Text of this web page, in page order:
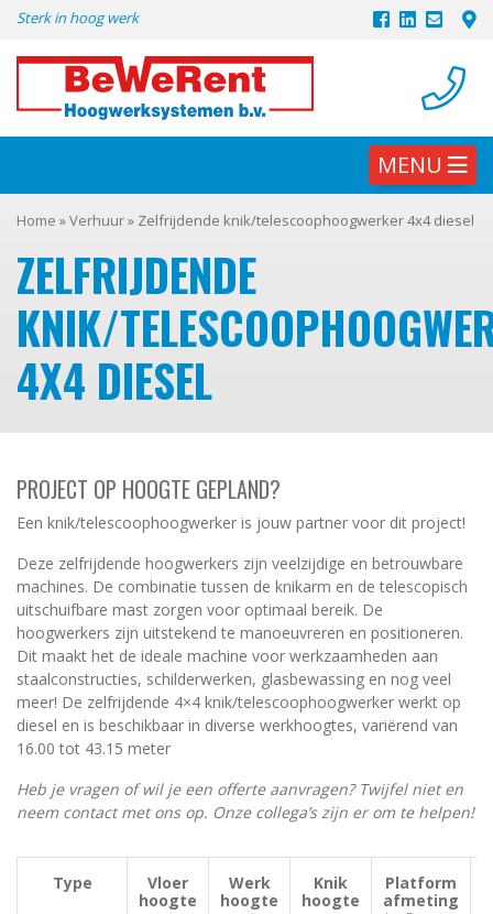
Skip
content
Sterk in hoog werk
MENU
Home »Verhuur» Zelfrijdende knik/telescoophoogwerker 4x4 diesel
ZELFRIJDENDE
KNIK/
4X4 DIESEL
PROJECT OP HOOGTE GEPLAND?
Een knik/telescoophoogwerker is jouw partner voor dit project!
Deze zelfrijdende hoogwerkers zijn veelzijdige en betrouwbare
machines. De combinatie tussen de knikarm en de telescopisch
uitschuifbare mast zorgen voor optimaal bereik. De
hoogwerkers zijn uitstekend te manoeuvreren en positioneren.
Dit maakt het de ideale machine voor werkzaamheden aan
staalconstructies, schilderwerken, glasbewassing en nog veel
meer! De zelfrijdende 4×4 knik/telescoophoogwerker werkt op
diesel en is beschikbaar in diverse werkhoogtes, variërend van
16.00 tot 43.15 meter
Heb je vragen of wil je een offerte aanvragen? Twijfel niet en
neem contact met ons op. Onze collega’s zijn er om te helpen!
Type
Vloer
hoogte
Werk
hoogte
Knik
hoogte
Platform
afmeting